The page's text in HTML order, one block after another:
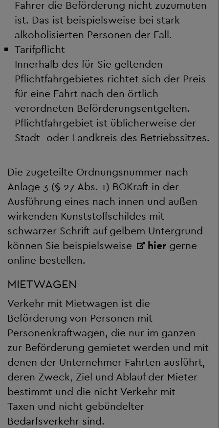
Fahrer die Beförderung nicht zuzumuten
ist. Das ist beispielsweise bei stark
alkoholisierten Personen der Fall.
Tarifpflicht
Innerhalb des für Sie geltenden
Pflichtfahrgebietes richtet sich der Preis
für eine Fahrt nach den örtlich
verordneten Beförderungsentgelten.
Pflichtfahrgebiet ist üblicherweise der
Stadt- oder Landkreis des Betriebssitzes.
Die zugeteilte Ordnungsnummer nach
Anlage 3 (§ 27 Abs. 1) BOKraft in der
Ausführung eines nach innen und außen
wirkenden Kunststoffschildes mit
schwarzer Schrift auf gelbem Untergrund
können Sie beispielsweise
hier gerne
online bestellen.
MIETWAGEN
Verkehr mit Mietwagen ist die
Beförderung von Personen mit
Personenkraftwagen, die nur im ganzen
zur Beförderung gemietet werden und mit
denen der Unternehmer Fahrten ausführt,
deren Zweck, Ziel und Ablauf der Mieter
bestimmt und die nicht Verkehr mit
Taxen und nicht gebündelter
Bedarfsverkehr sind.